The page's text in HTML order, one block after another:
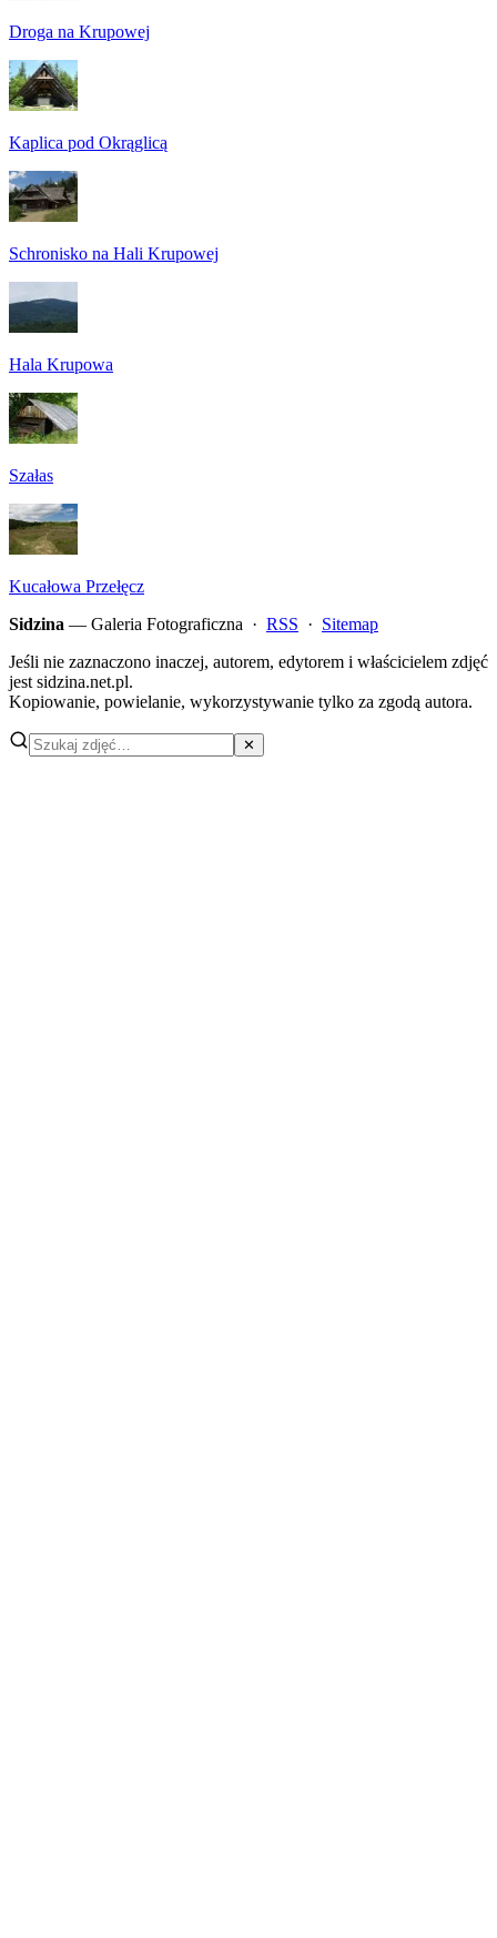
Droga na Krupowej
Kaplica pod Okrąglicą
Schronisko na Hali Krupowej
Hala Krupowa
Szałas
Kucałowa Przełęcz
Sidzina — Galeria Fotograficzna · RSS · Sitemap
Jeśli nie zaznaczono inaczej, autorem, edytorem i właścicielem zdjęć
jest sidzina.net.pl.
Kopiowanie, powielanie, wykorzystywanie tylko za zgodą autora.
✕